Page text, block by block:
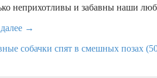
неприхотливы и забавны наши
→